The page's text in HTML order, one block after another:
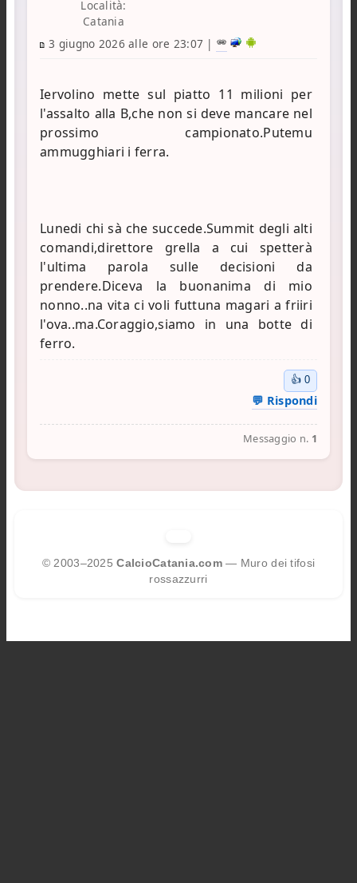
Località:
Catania
3 giugno 2026 alle ore 23:07 |
Iervolino mette sul piatto 11 milioni per
l'assalto alla B,che non si deve mancare nel
prossimo campionato.Putemu
ammugghiari i ferra.
Lunedi chi sà che succede.Summit degli alti
comandi,direttore grella a cui spetterà
l'ultima parola sulle decisioni da
prendere.Diceva la buonanima di mio
nonno..na vita ci voli futtuna magari a friiri
l'ova..ma.Coraggio,siamo in una botte di
👍 0
💬 Rispondi
Messaggio n. 1
© 2003–2025CalcioCatania.com — Muro dei tifosi
rossazzurri